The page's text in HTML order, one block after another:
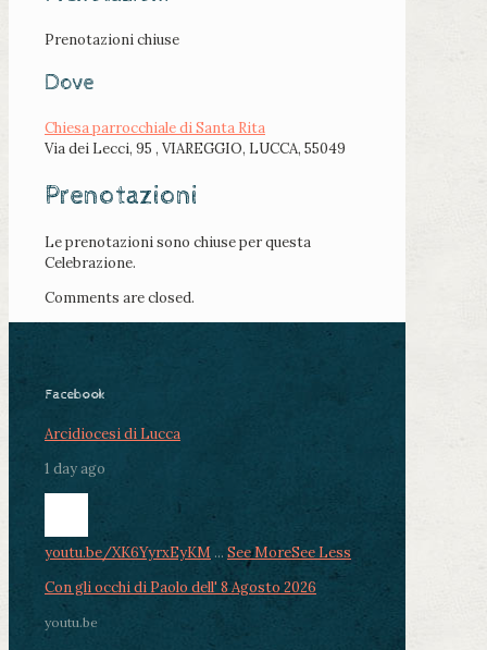
Prenotazioni chiuse
Dove
Chiesa parrocchiale di Santa Rita
Via dei Lecci, 95 , VIAREGGIO, LUCCA, 55049
Prenotazioni
Le prenotazioni sono chiuse per questa
Celebrazione.
Comments are closed.
Facebook
Arcidiocesi di Lucca
1 day ago
youtu.be/XK6YyrxEyKM ... See MoreSee Less
Con gli occhi di Paolo dell' 8 Agosto 2026
youtu.be